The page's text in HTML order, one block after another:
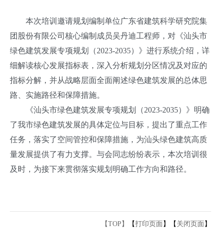
本次培训邀请规划编制单位广东省建筑科学研究院集
团股份有限公司核心编制成员吴丹迪工程师，对《汕头市
绿色建筑发展专项规划（2023-2035）》进行系统介绍，详
细解读核心发展指标表，深入分析规划分区情况及对应的
指标分解，并从战略层面全面阐述绿色建筑发展的总体思
路、实施路径和保障措施。
《汕头市绿色建筑发展专项规划（2023-2035）》明确
了我市绿色建筑发展的具体定位与目标，提出了重点工作
任务，落实了空间管控和保障措施，为汕头绿色建筑高质
量发展提供了有力支撑。与会同志纷纷表示，本次培训很
及时，为接下来贯彻落实规划明确工作方向和路径。
【TOP】 【打印页面】【 关闭页面】